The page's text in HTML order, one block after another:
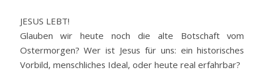
JESUS LEBT!
Glauben wir heute noch die alte Botschaft vom
Ostermorgen? Wer ist Jesus für uns: ein historisches
Vorbild, menschliches Ideal, oder heute real erfahrbar?